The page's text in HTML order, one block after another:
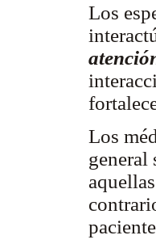
Los
Los
general